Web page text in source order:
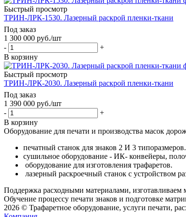
Быстрый просмотр
ТРИН-ЛРК-1530. Лазерный раскрой пленки-ткани
Под заказ
1 300 000 руб./шт
-
+
В корзину
Быстрый просмотр
ТРИН-ЛРК-2030. Лазерный раскрой пленки-ткани
Под заказ
1 390 000 руб./шт
-
+
В корзину
Оборудование для печати и производства масок
печатный станок для знаков 2 И 3 типоразмеров.
сушильное оборудование - ИК- конвейеры,
оборудование для изготовления трафаретов.
лазерный раскроечный станок с устройством
Поддержка расходными материалами,
Обучение процессу печати знаков и подготовке
2026 © Трафаретное оборудование, услуги печати,